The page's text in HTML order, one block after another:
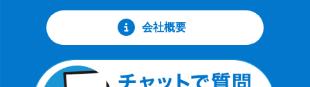
会社概要